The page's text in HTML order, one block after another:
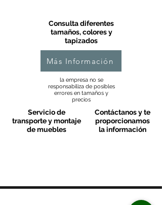
Consulta diferentes
tamaños, colores y
tapizados
Más Información
la empresa no se
responsabiliza de posibles
errores en tamaños y
precios
Servicio de
transporte y montaje
de muebles
Contáctanos y te
proporcionamos
la información
MOBLES VALLS